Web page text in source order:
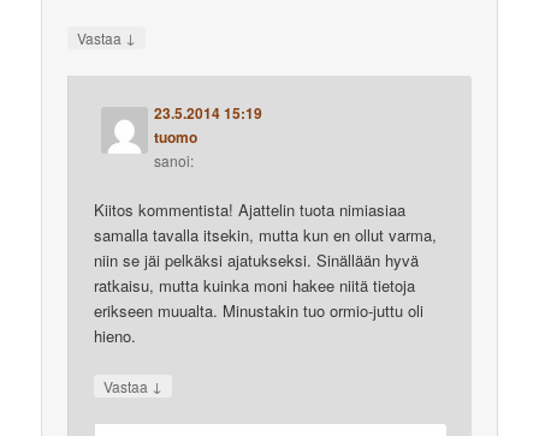
Vastaa ↓
23.5.2014 15:19
tuomo
sanoi:
Kiitos kommentista! Ajattelin tuota nimiasiaa
samalla tavalla itsekin, mutta kun en ollut varma,
niin se jäi pelkäksi ajatukseksi. Sinällään hyvä
ratkaisu, mutta kuinka moni hakee niitä tietoja
erikseen muualta. Minustakin tuo ormio-juttu oli
hieno.
Vastaa ↓